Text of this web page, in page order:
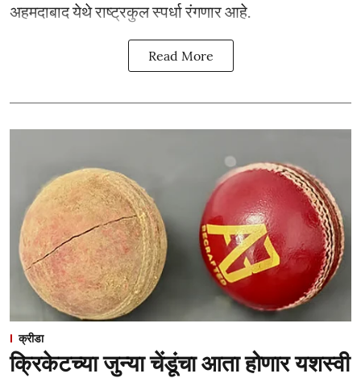
अहमदाबाद येथे राष्ट्रकुल स्पर्धा रंगणार आहे.
Read More
क्रीडा
क्रिकेटच्या जुन्या चेंडूंचा आता होणार यशस्वी